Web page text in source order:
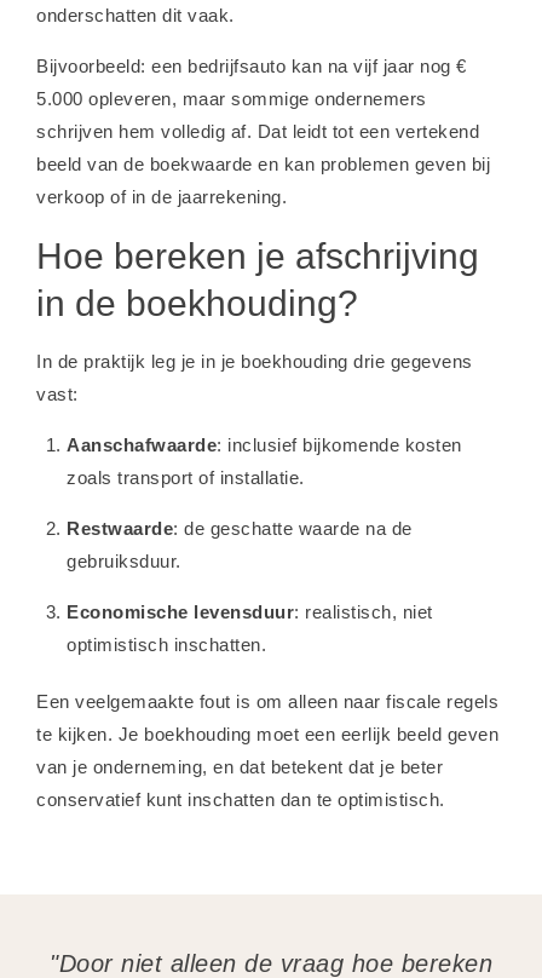
onderschatten dit vaak.
Bijvoorbeeld: een bedrijfsauto kan na vijf jaar nog €
5.000 opleveren, maar sommige ondernemers
schrijven hem volledig af. Dat leidt tot een vertekend
beeld van de boekwaarde en kan problemen geven bij
verkoop of in de jaarrekening.
Hoe bereken je afschrijving
in de boekhouding?
In de praktijk leg je in je boekhouding drie gegevens
vast:
Aanschafwaarde: inclusief bijkomende kosten
zoals transport of installatie.
Restwaarde: de geschatte waarde na de
gebruiksduur.
Economische levensduur: realistisch, niet
optimistisch inschatten.
Een veelgemaakte fout is om alleen naar fiscale regels
te kijken. Je boekhouding moet een eerlijk beeld geven
van je onderneming, en dat betekent dat je beter
conservatief kunt inschatten dan te optimistisch.
"Door niet alleen de vraag hoe bereken